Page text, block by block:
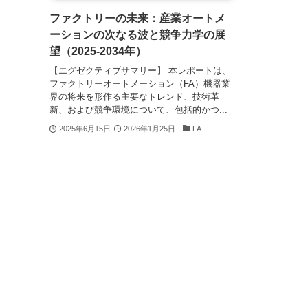
ファクトリーの未来：産業オートメ
ーションの次なる波と競争力学の展
望（2025-2034年）
【エグゼクティブサマリー】 本レポートは、
ファクトリーオートメーション（FA）機器業
界の将来を形作る主要なトレンド、技術革
新、および競争環境について、包括的かつ...
2025年6月15日 2026年1月25日 FA